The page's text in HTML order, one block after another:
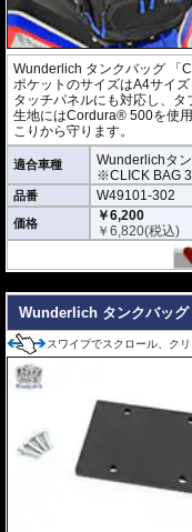
Wunderlich タンクバッグ 「
ポケットのサイズはA4サイズ
タッチパネルにも対応し、タ
生地にはCordura® 500を使
こりから守ります。
適合車種
Wunderlichタ
※CLICK BAG
品番 W49101-302
価格
￥6,200
￥6,820(税込)
Wunderlich タンクバッグ
スワイプでスクロール、ク